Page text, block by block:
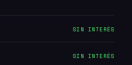
SIN INTERÉS
SIN INTERÉS